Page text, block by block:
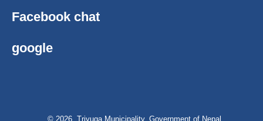
Facebook chat
google
© 2026 Triyuga Municipality, Government of Nepal